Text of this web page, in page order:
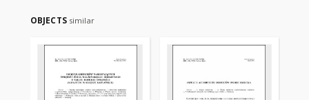
OBJECTS similar